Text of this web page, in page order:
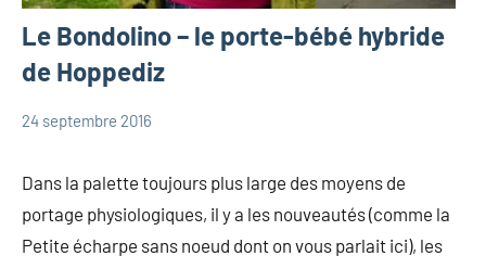
Le Bondolino – le porte-bébé hybride
de Hoppediz
Portage
24 septembre 2016
Marie
Dans la palette toujours plus large des moyens de
portage physiologiques, il y a les nouveautés (comme la
Petite écharpe sans noeud dont on vous parlait ici), les